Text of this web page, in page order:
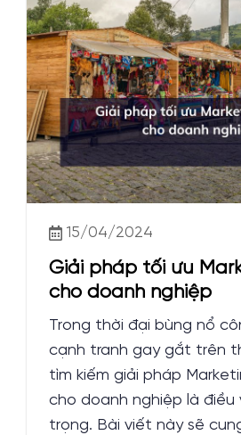
15/04/2024
Giải pháp tối ưu
cho doanh nghiệp
Trong thời đại bùng nổ
cạnh tranh gay gắt trên
tìm kiếm giải pháp
cho doanh nghiệp là điều
trọng. Bài viết này sẽ